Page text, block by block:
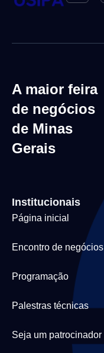
A maior feira
de negócios
de Minas
Gerais
Institucionais
Página inicial
Encontro de negócios
Programação
Palestras técnicas
Seja um patrocinador